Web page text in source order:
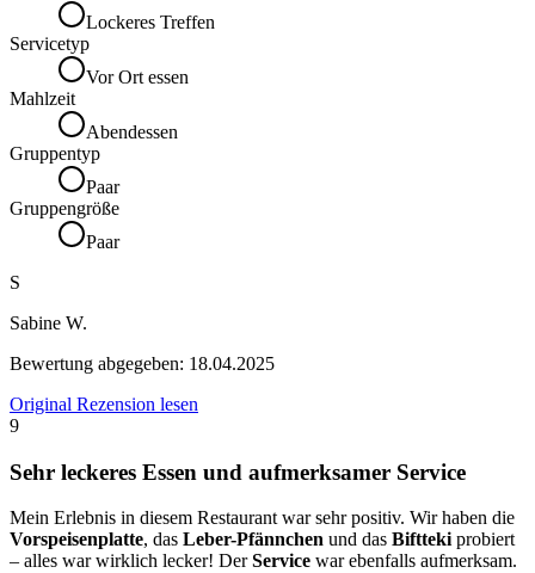
Lockeres Treffen
Servicetyp
Vor Ort essen
Mahlzeit
Abendessen
Gruppentyp
Paar
Gruppengröße
Paar
S
Sabine W.
Bewertung abgegeben: 18.04.2025
Original Rezension lesen
9
Sehr leckeres Essen und aufmerksamer Service
Mein Erlebnis in diesem Restaurant war sehr positiv. Wir haben die
Vorspeisenplatte, das Leber-Pfännchen und das Biftteki probiert
– alles war wirklich lecker! DerService war ebenfalls aufmerksam.